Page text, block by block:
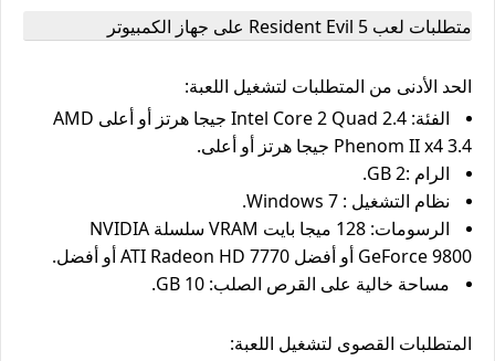
متطلبات لعب Resident Evil 5 على جهاز الكمبيوتر
الحد الأدنى من المتطلبات لتشغيل اللعبة:
الفئة: Intel Core 2 Quad 2.4 جيجا هرتز أو أعلى AMD
Phenom II x4 3.4 جيجا هرتز أو أعلى.
الرام :2 GB.
نظام التشغيل : Windows 7.
الرسومات: 128 ميجا بايت VRAM سلسلة NVIDIA
GeForce 9800 أو أفضل ATI Radeon HD 7770 أو أفضل.
مساحة خالية على القرص الصلب: 10 GB.
المتطلبات القصوى لتشغيل اللعبة: